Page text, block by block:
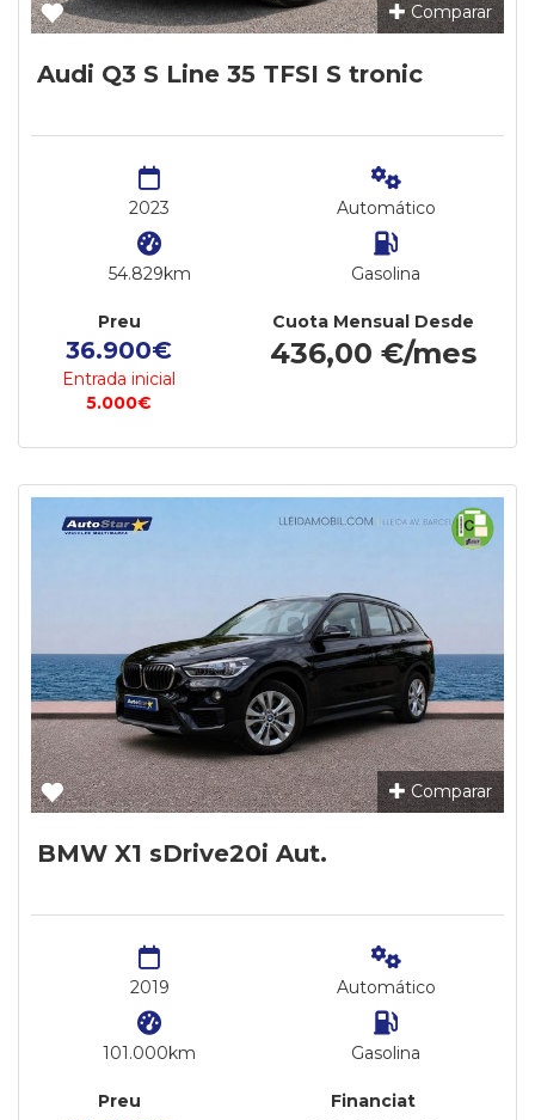
Comparar
Audi Q3 S Line 35 TFSI S tronic
2023
54.829km
Automático
Gasolina
Preu
36.900€
Entrada inicial
5.000€
Cuota Mensual Desde
436,00 €/mes
Comparar
BMW X1 sDrive20i Aut.
2019
101.000km
Automático
Gasolina
Preu Financiat